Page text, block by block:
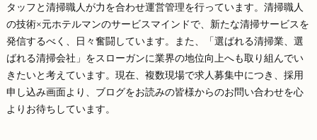
タッフと清掃職人が力を合わせ運営管理を行っています。清掃職人
の技術×元ホテルマンのサービスマインドで、新たな清掃サービスを
発信するべく、日々奮闘しています。また、「選ばれる清掃業、選
ばれる清掃会社」をスローガンに業界の地位向上へも取り組んでい
きたいと考えています。現在、複数現場で求人募集中につき、採用
申し込み画面より、ブログをお読みの皆様からのお問い合わせを心
よりお待ちしています。